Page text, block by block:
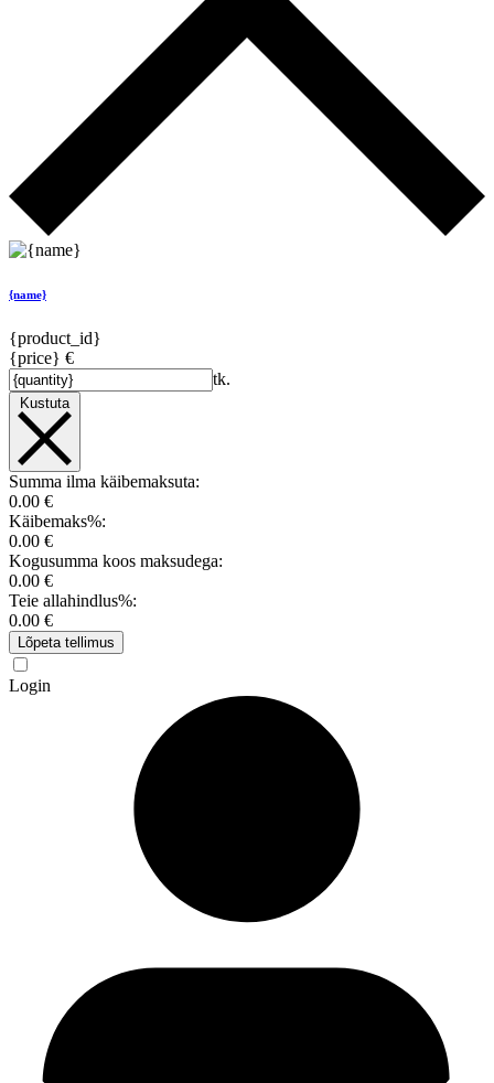
{name}
{product_id}
{price} €
tk.
Kustuta
Summa ilma käibemaksuta:
0.00 €
Käibemaks%:
0.00 €
Kogusumma koos maksudega:
0.00 €
Teie allahindlus%:
0.00 €
Lõpeta tellimus
Login